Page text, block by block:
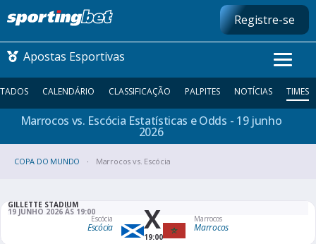
Registre-se
Apostas Esportivas
CONMEBOL LIBERTADORES
FUTEBOL NACIONAL
COMO APOSTAR
CALENDÁRIO CLASSIFICAÇÃO PALPITES NOTÍCIAS TIMES
Marrocos vs. Escócia Estatísticas e Odds - 19 junho
2026
COPA DO MUNDO Marrocos vs. Escócia
GILLETTE STADIUM
19 JUNHO 2026 ÀS 19:00
Escócia
Escócia
Marrocos
Marrocos
X
19:00